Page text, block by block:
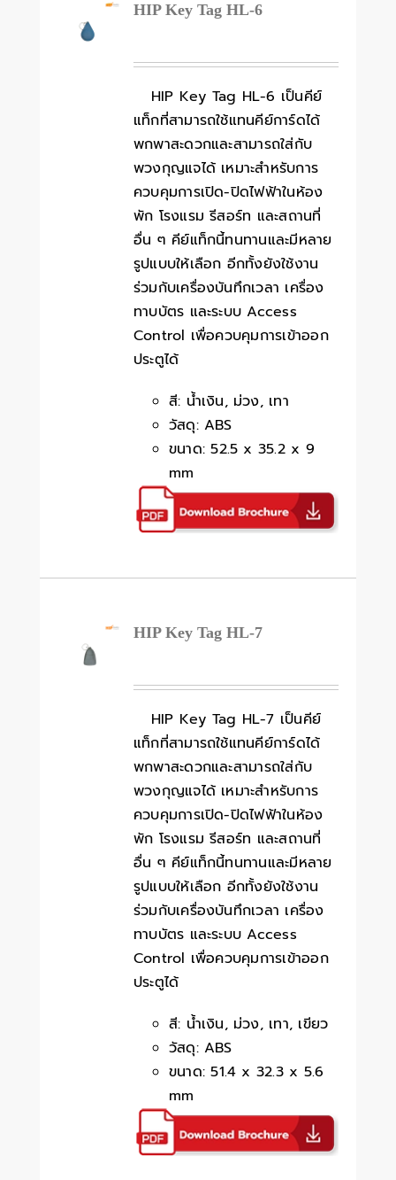
HIP Key Tag HL-6
HIP Key Tag HL-6 เป็นคีย์
แท็กที่สามารถใช้แทนคีย์การ์ดได้
พกพาสะดวกและสามารถใส่กับ
พวงกุญแจได้ เหมาะสำหรับการ
ควบคุมการเปิด-ปิดไฟฟ้าในห้อง
พัก โรงแรม รีสอร์ท และสถานที่
อื่น ๆ คีย์แท็กนี้ทนทานและมีหลาย
รูปแบบให้เลือก อีกทั้งยังใช้งาน
ร่วมกับเครื่องบันทึกเวลา เครื่อง
ทาบบัตร และระบบ Access
Control เพื่อควบคุมการเข้าออก
ประตูได้
สี: น้ำเงิน, ม่วง, เทา
วัสดุ: ABS
ขนาด: 52.5 x 35.2 x 9
mm
HIP Key Tag HL-7
HIP Key Tag HL-7 เป็นคีย์
แท็กที่สามารถใช้แทนคีย์การ์ดได้
พกพาสะดวกและสามารถใส่กับ
พวงกุญแจได้ เหมาะสำหรับการ
ควบคุมการเปิด-ปิดไฟฟ้าในห้อง
พัก โรงแรม รีสอร์ท และสถานที่
อื่น ๆ คีย์แท็กนี้ทนทานและมีหลาย
รูปแบบให้เลือก อีกทั้งยังใช้งาน
ร่วมกับเครื่องบันทึกเวลา เครื่อง
ทาบบัตร และระบบ Access
Control เพื่อควบคุมการเข้าออก
ประตูได้
สี: น้ำเงิน, ม่วง, เทา, เขียว
วัสดุ: ABS
ขนาด: 51.4 x 32.3 x 5.6
mm